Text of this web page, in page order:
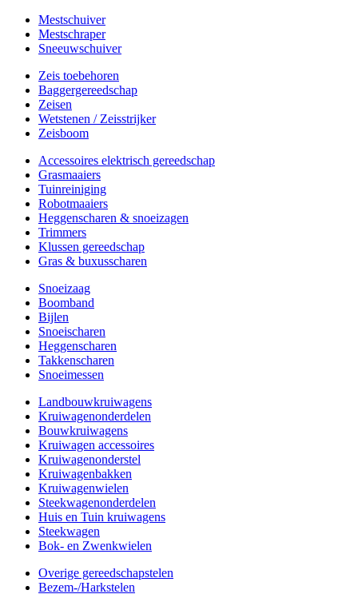
Mestschuiver
Mestschraper
Sneeuwschuiver
Zeis toebehoren
Baggergereedschap
Zeisen
Wetstenen / Zeisstrijker
Zeisboom
Accessoires elektrisch gereedschap
Grasmaaiers
Tuinreiniging
Robotmaaiers
Heggenscharen & snoeizagen
Trimmers
Klussen gereedschap
Gras & buxusscharen
Snoeizaag
Boomband
Bijlen
Snoeischaren
Heggenscharen
Takkenscharen
Snoeimessen
Landbouwkruiwagens
Kruiwagenonderdelen
Bouwkruiwagens
Kruiwagen accessoires
Kruiwagenonderstel
Kruiwagenbakken
Kruiwagenwielen
Steekwagenonderdelen
Huis en Tuin kruiwagens
Steekwagen
Bok- en Zwenkwielen
Overige gereedschapstelen
Bezem-/Harkstelen